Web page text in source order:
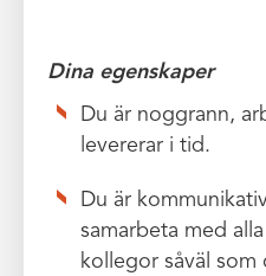
Dina egenskaper
Du är noggrann,
levererar i tid.
Du är
samarbeta med
kollegor såväl som